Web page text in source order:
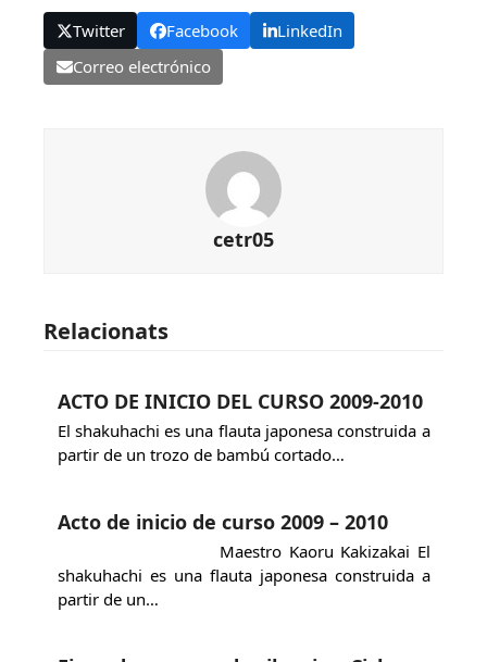
Twitter Facebook
LinkedIn
Correo electrónico
cetr05
Relacionats
ACTO DE INICIO DEL CURSO 2009-2010
El shakuhachi es una flauta japonesa construida a
partir de un trozo de bambú cortado…
Acto de inicio de curso 2009 – 2010
Maestro Kaoru Kakizakai El
shakuhachi es una flauta japonesa construida a
partir de un…